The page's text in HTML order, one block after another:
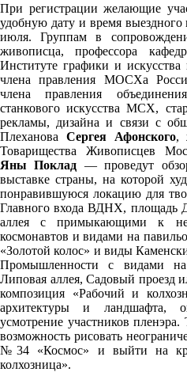
При регистрации желающие
удобную дату и время выездного
июля. Группам в
живописца, профессора
Институте графики и
члена правления МОСХа
члена правления
станкового искусства МСХ,
рекламы, дизайна и связи с
Плеханова Сергея Афонского,
Товарищества Живописцев
Яны Поклад — проведут
выставке страны, на которой
понравившуюся локацию для
Главного входа ВДНХ, площадь
аллея с примыкающими к
космонавтов и видами на
«Золотой колос» и виды
Промышленности с видами
Липовая аллея, Садовый проезд
композиция «Рабочий и
архитектуры и ландшафта,
усмотрение участников
возможность рисовать
№34 «Космос» и выйти на
колхозница».